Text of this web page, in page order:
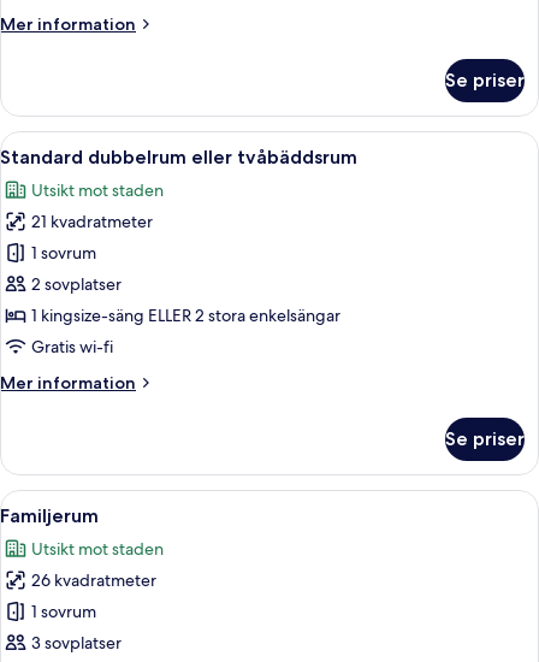
Mer information
Mer
dubbelrum
eller
tvåbäddsrum
Se priser
Öppna
alla
foton
för
Standard
dubbelrum
eller
tvåbäddsrum
Ett hotellrum med en stor säng, ett
21
Standard dubbelrum eller tvåbäddsrum
Utsikt mot staden
21 kvadratmeter
1 sovrum
2 sovplatser
1 kingsize-säng ELLER 2 stora enkelsängar
Gratis wi-fi
Mer information
Mer
dubbelrum
eller
tvåbäddsrum
Se priser
Öppna
alla
foton
för
Familjerum
Ett hotellrum med två sängar, en
19
Familjerum
Utsikt mot staden
26 kvadratmeter
1 sovrum
3 sovplatser